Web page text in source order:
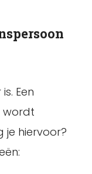
Een
wordt
je hiervoor?